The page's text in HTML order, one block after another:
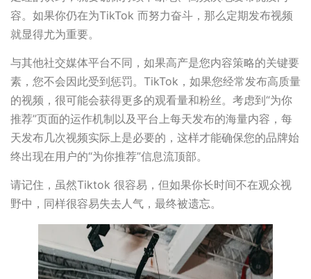
容。如果你仍在为TikTok 而努力奋斗，那么定期发布视频
就显得尤为重要。
与其他社交媒体平台不同，如果高产是您内容策略的关键要
素，您不会因此受到惩罚。TikTok，如果您经常发布高质量
的视频，很可能会获得更多的观看量和粉丝。考虑到“为你
推荐”页面的运作机制以及平台上每天发布的海量内容，每
天发布几次视频实际上是必要的，这样才能确保您的品牌始
终出现在用户的“为你推荐”信息流顶部。
请记住，虽然Tiktok 很容易，但如果你长时间不在观众视
野中，同样很容易失去人气，最终被遗忘。